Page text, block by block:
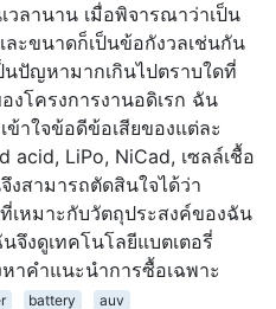
วลานาน เมื่อพิจารณาว่าเป็น
ะขนาดก็เป็นข้อกังวลเช่นกัน
นปัญหามากเกินไปตราบใดที่
งโครงการงานอดิเรก ฉัน
ข้าใจข้อดีข้อเสียของแต่ละ
acid, LiPo, NiCad, เซลล์เชื้อ
งสามารถตัดสินใจได้ว่า
เหมาะกับวัตถุประสงค์ของฉัน
จึงดูเทคโนโลยีแบตเตอรี่
าคำแนะนำการซื้อเฉพาะ
battery auv